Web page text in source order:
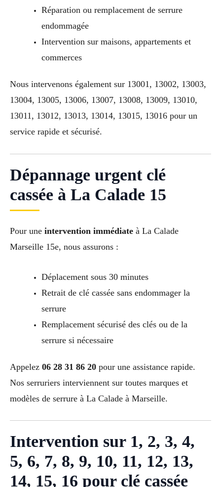
Réparation ou remplacement de serrure
endommagée
Intervention sur maisons, appartements et
commerces
Nous intervenons également sur 13001, 13002, 13003,
13004, 13005, 13006, 13007, 13008, 13009, 13010,
13011, 13012, 13013, 13014, 13015, 13016 pour un
service rapide et sécurisé.
Dépannage urgent clé
cassée à La Calade 15
Pour une intervention immédiate à La Calade
Marseille 15e, nous assurons :
Déplacement sous 30 minutes
Retrait de clé cassée sans endommager la
serrure
Remplacement sécurisé des clés ou de la
serrure si nécessaire
Appelez 06 28 31 86 20 pour une assistance rapide.
Nos serruriers interviennent sur toutes marques et
modèles de serrure à La Calade à Marseille.
Intervention sur 1, 2, 3, 4,
5, 6, 7, 8, 9, 10, 11, 12, 13,
14, 15, 16 pour clé cassée